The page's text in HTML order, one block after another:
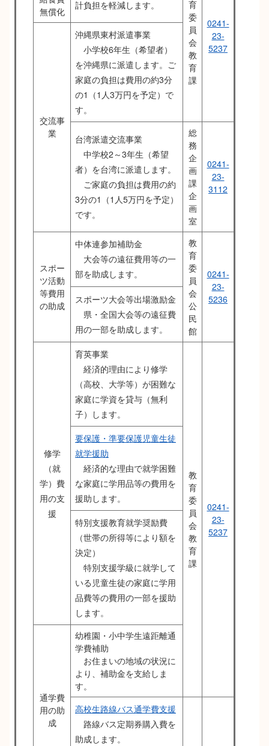
無償化
計負担を軽減します。
育
委
員
会
教
育
課
0241-
23-
5237
交流事
業
沖縄県東村派遣事業
小学校6年生（希望者）
を沖縄県に派遣します。ご
家庭の負担は費用の約3分
の1（1人3万円を予定）で
す。
台湾派遣交流事業
中学校2～3年生（希望
者）を台湾に派遣します。
ご家庭の負担は費用の約
3分の1（1人5万円を予定）
です。
総
務
企
画
課
企
画
室
0241-
23-
3112
スポー
ツ活動
等費用
の助成
中体連参加補助金
大会等の遠征費用等の一
部を助成します。
教
育
委
員
会
公
民
館
0241-
23-
5236
スポーツ大会等出場激励金
県・全国大会等の遠征費
用の一部を助成します。
修学
（就
学）費
用の支
援
育英事業
経済的理由により修学
（高校、大学等）が困難な
家庭に学資を貸与（無利
子）します。
教
育
委
員
会
教
育
課
0241-
23-
5237
要保護・準要保護児童生徒
就学援助
経済的な理由で就学困難
な家庭に学用品等の費用を
援助します。
特別支援教育就学奨励費
（世帯の所得等により額を
決定）
特別支援学級に就学して
いる児童生徒の家庭に学用
品費等の費用の一部を援助
します。
通学費
用の助
成
幼稚園・小中学生遠距離通
学費補助
お住まいの地域の状況に
より、補助金を支給しま
す。
高校生路線バス通学費支援
路線バス定期券購入費を
助成します。